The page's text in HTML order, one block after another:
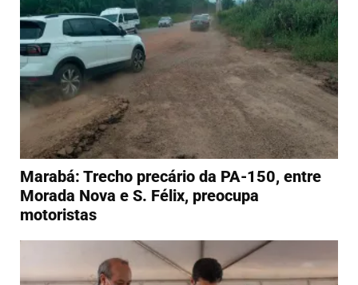
Marabá: Trecho precário da PA-150, entre
Morada Nova e S. Félix, preocupa
motoristas